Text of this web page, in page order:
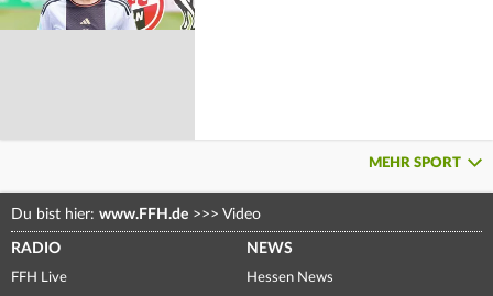
MEHR SPORT
Du bist hier: www.FFH.de >>> Video
RADIO
FFH Live
NEWS
Hessen News